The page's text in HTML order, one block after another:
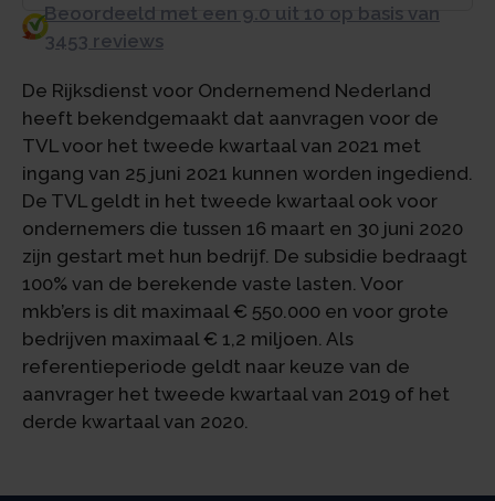
Beoordeeld met een 9.0 uit 10 op basis van
3453 reviews
De Rijksdienst voor Ondernemend Nederland
heeft bekendgemaakt dat aanvragen voor de
TVL voor het tweede kwartaal van 2021 met
ingang van 25 juni 2021 kunnen worden ingediend.
De TVL geldt in het tweede kwartaal ook voor
ondernemers die tussen 16 maart en 30 juni 2020
zijn gestart met hun bedrijf. De subsidie bedraagt
100% van de berekende vaste lasten. Voor
mkb’ers is dit maximaal € 550.000 en voor grote
bedrijven maximaal € 1,2 miljoen. Als
referentieperiode geldt naar keuze van de
aanvrager het tweede kwartaal van 2019 of het
derde kwartaal van 2020.